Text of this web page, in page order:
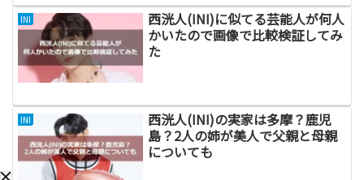
INI
西洸人(INI)に似てる芸能人が何人
かいたので画像で比較検証してみ
た
INI
西洸人(INI)の実家は多摩？鹿児
島？2人の姉が美人で父親と母親
についても